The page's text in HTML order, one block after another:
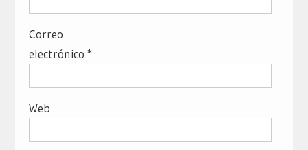
Correo
electrónico *
Web